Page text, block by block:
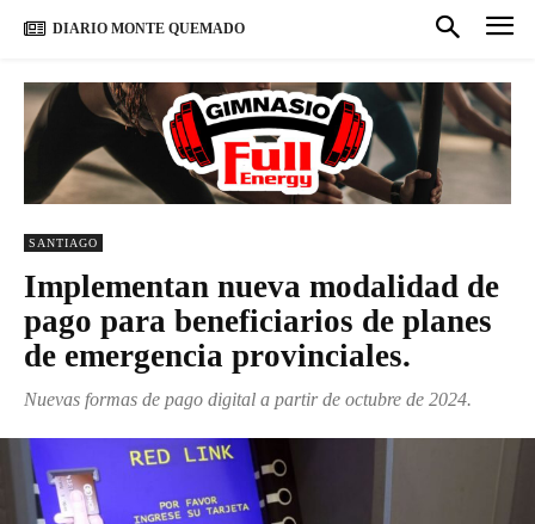
DIARIO MONTE QUEMADO
SANTIAGO
Implementan nueva modalidad de
pago para beneficiarios de planes
de emergencia provinciales.
Nuevas formas de pago digital a partir de octubre de 2024.